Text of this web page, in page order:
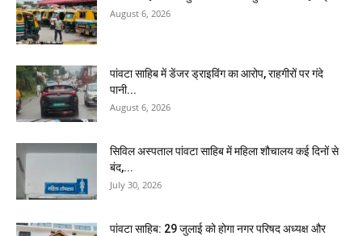
August 6, 2026
पांवटा साहिब में डेंजर ड्राइविंग का आरोप, राहगीरों पर गंदे
पानी...
August 6, 2026
सिविल अस्पताल पांवटा साहिब में महिला शौचालय कई दिनों से
बंद,...
July 30, 2026
पांवटा साहिब: 29 जुलाई को होगा नगर परिषद अध्यक्ष और